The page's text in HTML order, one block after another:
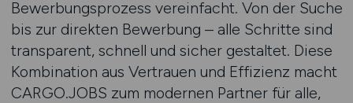
Bewerbungsprozess vereinfacht. Von der Suche
bis zur direkten Bewerbung – alle Schritte sind
transparent, schnell und sicher gestaltet. Diese
Kombination aus Vertrauen und Effizienz macht
CARGO.JOBS zum modernen Partner für alle,